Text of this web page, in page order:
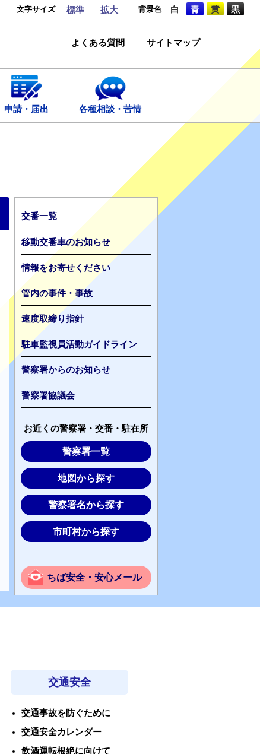
文字サイズ 標準 拡大 背景色 白 青 黄 黒
よくある質問 サイトマップ
申請・届出 各種相談・苦情
交番一覧
移動交番車のお知らせ
情報をお寄せください
管内の事件・事故
速度取締り指針
駐車監視員活動ガイドライン
警察署からのお知らせ
警察署協議会
お近くの警察署・交番・駐在所
警察署一覧
地図から探す
警察署名から探す
市町村から探す
ちば安全・安心メール
交通安全
交通事故を防ぐために
交通安全カレンダー
飲酒運転根絶に向けて